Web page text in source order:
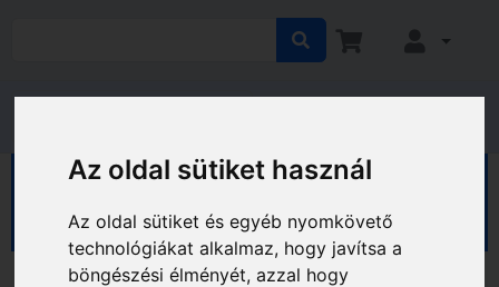
Az oldal sütiket használ
Az oldal sütiket és egyéb nyomkövető
technológiákat alkalmaz, hogy javítsa a
böngészési élményét, azzal hogy
Zárbetétek